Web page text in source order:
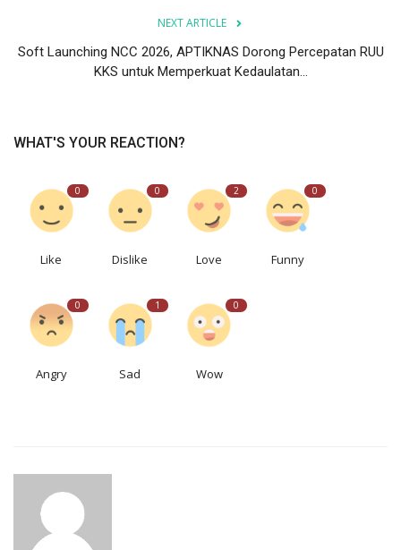
NEXT ARTICLE
Soft Launching NCC 2026, APTIKNAS Dorong Percepatan RUU
KKS untuk Memperkuat Kedaulatan...
WHAT'S YOUR REACTION?
0
Like
0
Dislike
2
Love
0
Funny
0
Angry
1
Sad
0
Wow